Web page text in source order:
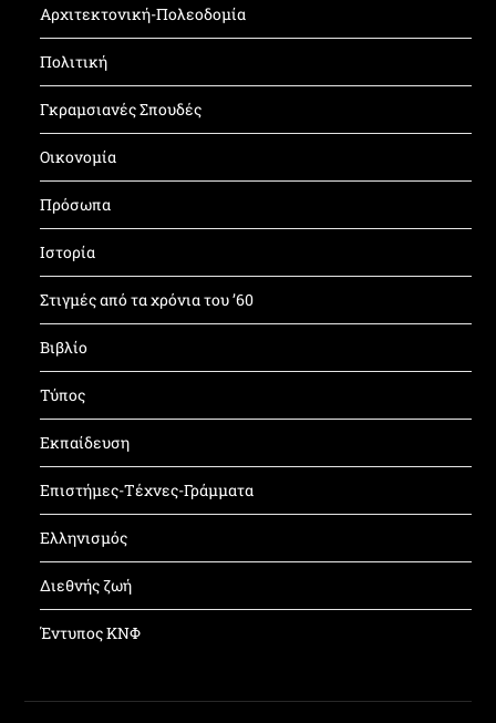
Αρχιτεκτονική-Πολεοδομία
Πολιτική
Γκραμσιανές Σπουδές
Οικονομία
Πρόσωπα
Ιστορία
Στιγμές από τα χρόνια του ’60
Βιβλίο
Τύπος
Εκπαίδευση
Επιστήμες-Τέχνες-Γράμματα
Ελληνισμός
Διεθνής ζωή
Έντυπος ΚΝΦ